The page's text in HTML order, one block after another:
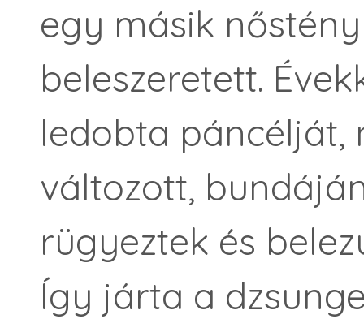
egy másik
beleszeretett.
ledobta
változott,
rügyeztek és
Így járta a